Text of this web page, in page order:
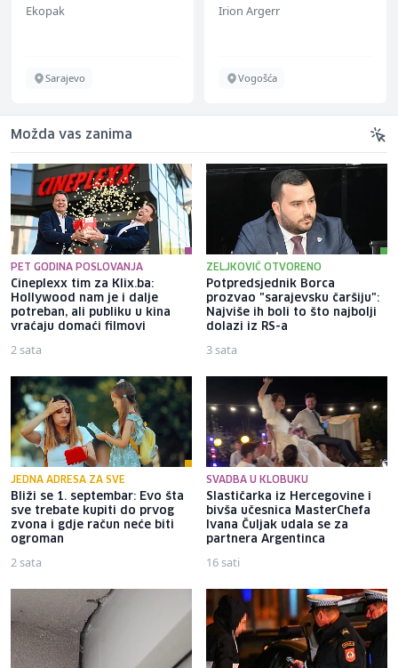
Ekopak
Sarajevo
Irion Argerr
Vogošća
Možda vas zanima
PET GODINA POSLOVANJA
Cineplexx tim za Klix.ba:
Hollywood nam je i dalje
potreban, ali publiku u kina
vraćaju domaći filmovi
2 sata
ZELJKOVIĆ OTVORENO
Potpredsjednik Borca
prozvao "sarajevsku čaršiju":
Najviše ih boli to što najbolji
dolazi iz RS-a
3 sata
JEDNA ADRESA ZA SVE
Bliži se 1. septembar: Evo šta
sve trebate kupiti do prvog
zvona i gdje račun neće biti
ogroman
2 sata
SVADBA U KLOBUKU
Slastičarka iz Hercegovine i
bivša učesnica MasterChefa
Ivana Čuljak udala se za
partnera Argentinca
16 sati